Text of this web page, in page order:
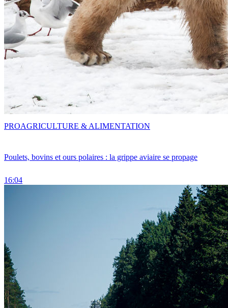
Poulets, bovins et ours polaires : la grippe aviaire se propage
16:04
PROAGRICULTURE & ALIMENTATION